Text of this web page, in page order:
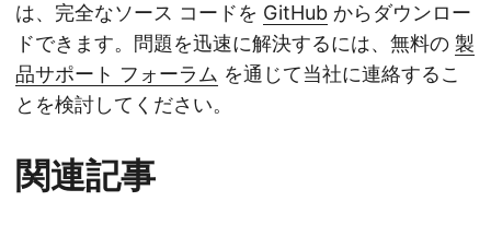
は、完全なソース コードを GitHub からダウンロー
ドできます。問題を迅速に解決するには、無料の 製
品サポート フォーラム を通じて当社に連絡するこ
とを検討してください。
関連記事